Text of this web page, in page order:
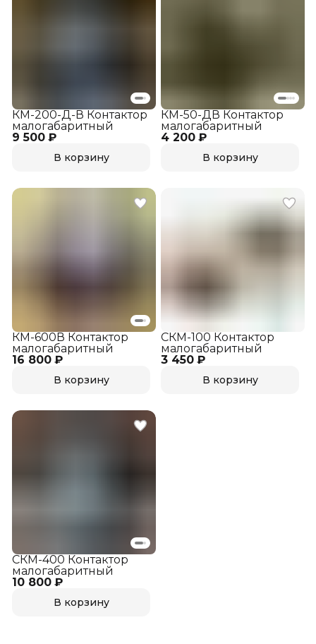
9 500 ₽
КМ-200-Д-В Контактор
малогабаритный
В корзину
4 200 ₽
КМ-50-ДВ Контактор
малогабаритный
В корзину
16 800 ₽
КМ-600В Контактор
малогабаритный
В корзину
3 450 ₽
СКМ-100 Контактор
малогабаритный
В корзину
10 800 ₽
СКМ-400 Контактор
малогабаритный
В корзину